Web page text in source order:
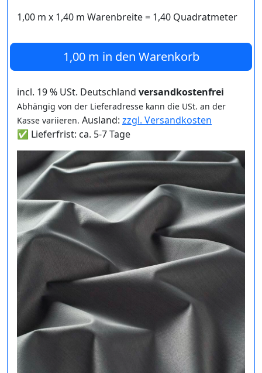
1,00 m x 1,40 m Warenbreite = 1,40 Quadratmeter
1,00 m in den Warenkorb
incl. 19 % USt. Deutschland versandkostenfrei
Abhängig von der Lieferadresse kann die USt. an der
Kasse variieren. Ausland: zzgl. Versandkosten
✅ Lieferfrist: ca. 5-7 Tage